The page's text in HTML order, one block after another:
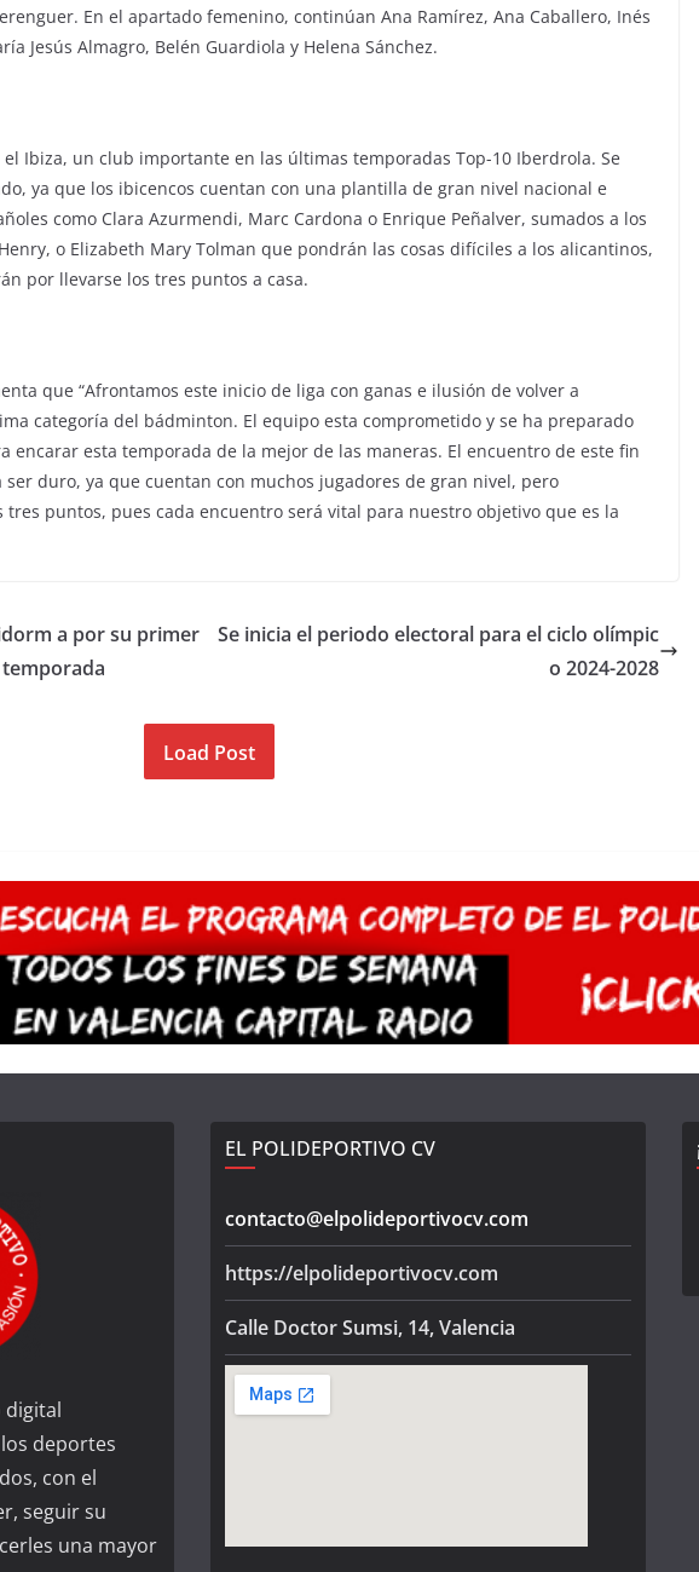
En el apartado femenino, continúan Ana Ramírez, Ana Caballero, Inés
Jesús Almagro, Belén Guardiola y Helena Sánchez.
Ibiza, un club importante en las últimas temporadas Top-10 Iberdrola. Se
ya que los ibicencos cuentan con una plantilla de gran nivel nacional e
como Clara Azurmendi, Marc Cardona o Enrique Peñalver, sumados a los
o Elizabeth Mary Tolman que pondrán las cosas difíciles a los alicantinos,
por llevarse los tres puntos a casa.
que “Afrontamos este inicio de liga con ganas e ilusión de volver a
categoría del bádminton. El equipo esta comprometido y se ha preparado
encarar esta temporada de la mejor de las maneras. El encuentro de este fin
duro, ya que cuentan con muchos jugadores de gran nivel, pero
tres puntos, pues cada encuentro será vital para nuestro objetivo que es la
a por su primer
Se inicia el periodo electoral para el ciclo olímpic
o 2024-2028
Load Post
digital
deportes
con el
seguir su
una mayor
EL POLIDEPORTIVO CV
contacto@elpolideportivocv.com
https://elpolideportivocv.com
Calle Doctor Sumsi, 14, Valencia